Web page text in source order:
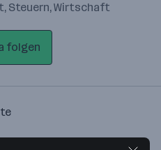
Steuern, Wirtschaft
folgen